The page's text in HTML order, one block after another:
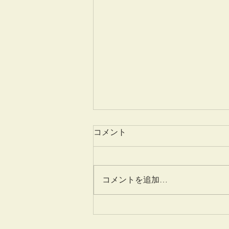
姫百合
コメント
コメントを追加…